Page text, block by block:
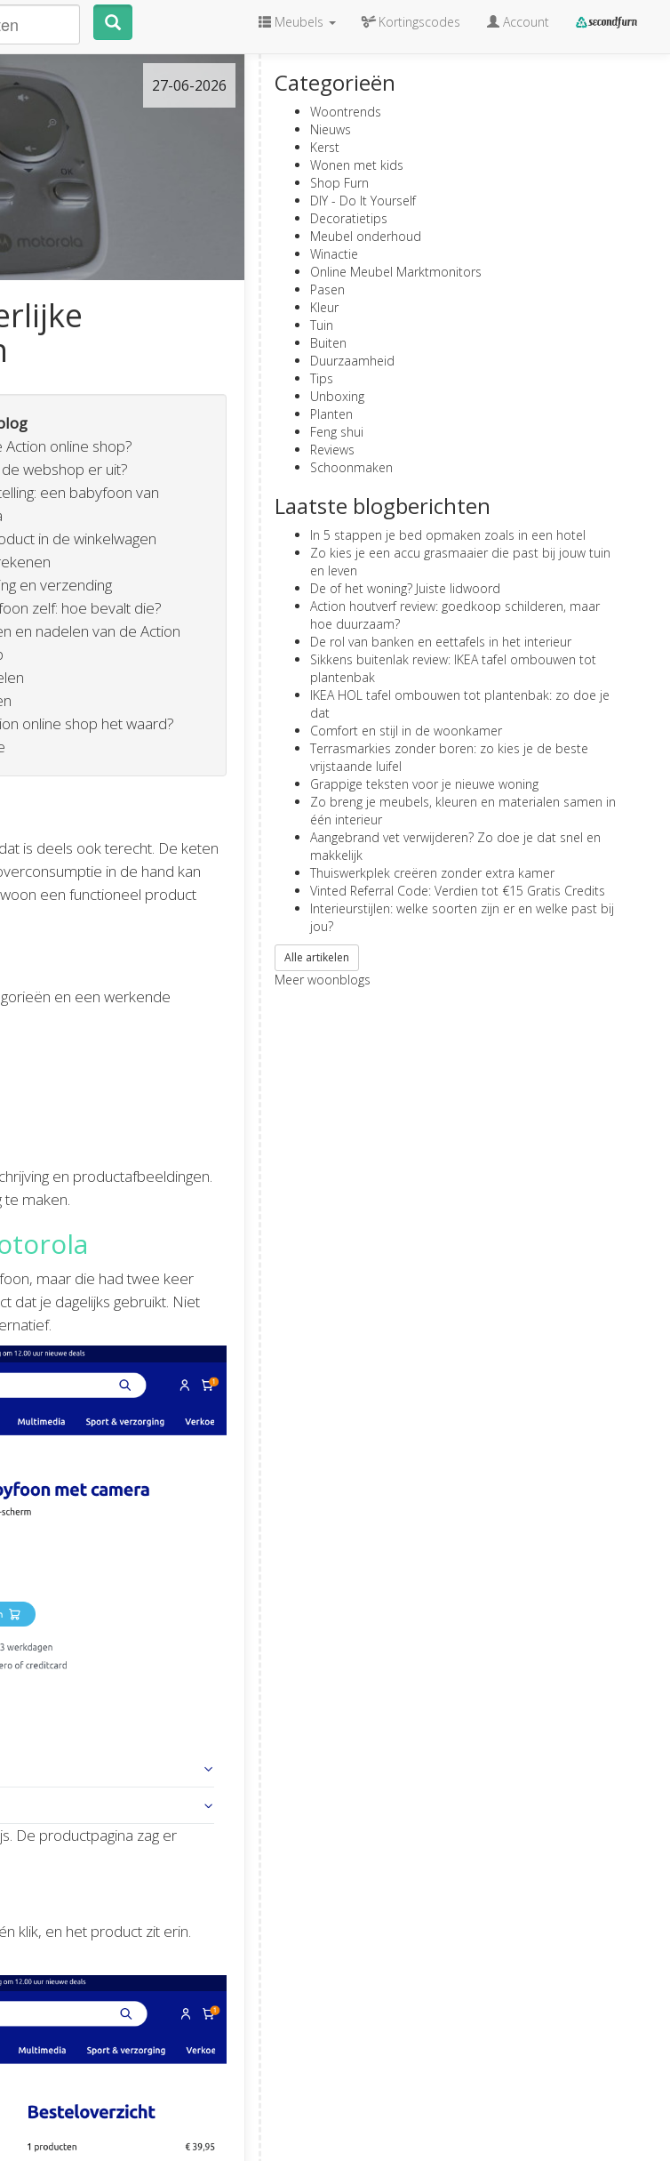
Meubels Kortingscodes Account
27-06-2026
Action online shop?
webshop er uit?
een babyfoon van
in de winkelwagen
en verzending
zelf: hoe bevalt die?
en nadelen van de Action
online shop het waard?
is deels ook terecht. De keten
in de hand kan
een functioneel product
en een werkende
en productafbeeldingen.
maken.
maar die had twee keer
dat je dagelijks gebruikt. Niet
De productpagina zag er
klik, en het product zit erin.
Categorieën
Woontrends
Nieuws
Kerst
Wonen met kids
Shop Furn
DIY - Do It Yourself
Decoratietips
Meubel onderhoud
Winactie
Online Meubel Marktmonitors
Pasen
Kleur
Tuin
Buiten
Duurzaamheid
Tips
Unboxing
Planten
Feng shui
Reviews
Schoonmaken
Laatste blogberichten
In 5 stappen je bed opmaken zoals in een hotel
Zo kies je een accu grasmaaier die past bij jouw tuin
en leven
De of het woning? Juiste lidwoord
Action houtverf review: goedkoop schilderen, maar
hoe duurzaam?
De rol van banken en eettafels in het interieur
Sikkens buitenlak review: IKEA tafel ombouwen tot
plantenbak
IKEA HOL tafel ombouwen tot plantenbak: zo doe je
dat
Comfort en stijl in de woonkamer
Terrasmarkies zonder boren: zo kies je de beste
vrijstaande luifel
Grappige teksten voor je nieuwe woning
Zo breng je meubels, kleuren en materialen samen in
één interieur
Aangebrand vet verwijderen? Zo doe je dat snel en
makkelijk
Thuiswerkplek creëren zonder extra kamer
Vinted Referral Code: Verdien tot €15 Gratis Credits
Interieurstijlen: welke soorten zijn er en welke past bij
jou?
Alle artikelen
Meer woonblogs